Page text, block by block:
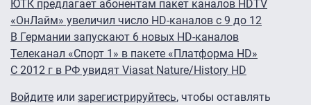
ЮТК предлагает абонентам пакет каналов HDTV
«ОнЛайм» увеличил число HD-каналов с 9 до 12
В Германии запускают 6 новых HD-каналов
Телеканал «Спорт 1» в пакете «Платформа HD»
С 2012 г в РФ увидят Viasat Nature/History HD
Войдите или зарегистрируйтесь, чтобы оставлять